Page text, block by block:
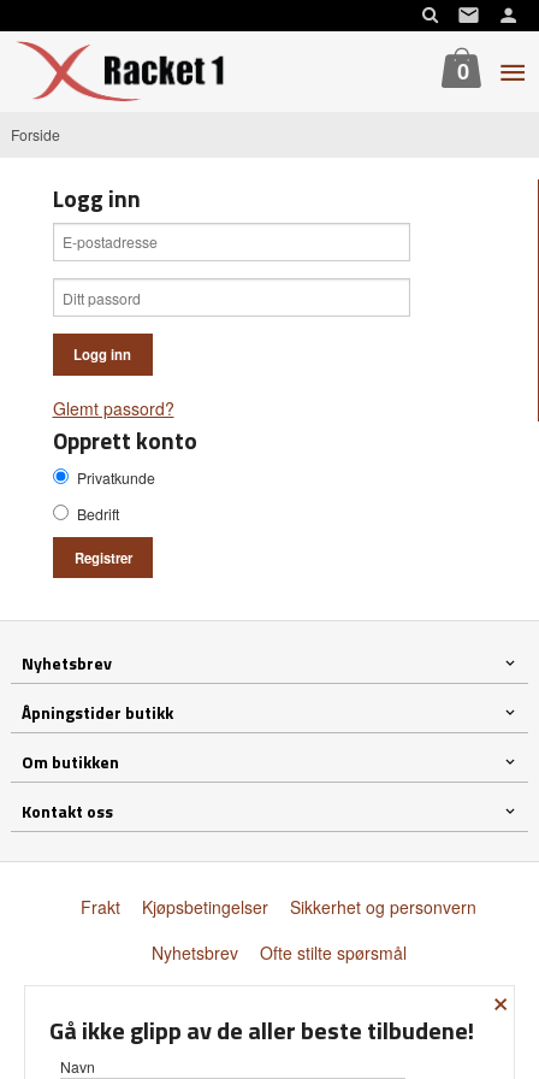
til
innholdet
0
Forside
Logg inn
Glemt passord?
Opprett konto
Privatkunde
Bedrift
Nyhetsbrev
Åpningstider butikk
Om butikken
Kontakt oss
Frakt Kjøpsbetingelser
Sikkerhet og personvern
Nyhetsbrev
Ofte stilte spørsmål
×
Gå ikke glipp av de aller beste tilbudene!
Navn